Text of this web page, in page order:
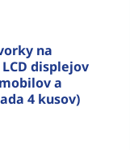
na
displejov
a
4 kusov)